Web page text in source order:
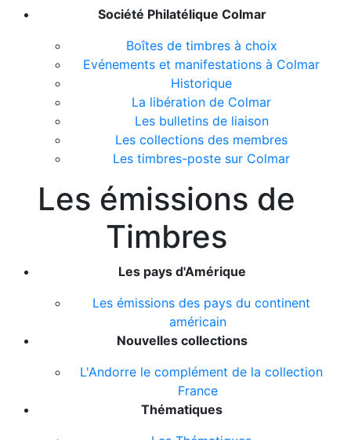
Société Philatélique Colmar
Boîtes de timbres à choix
Evénements et manifestations à Colmar
Historique
La libération de Colmar
Les bulletins de liaison
Les collections des membres
Les timbres-poste sur Colmar
Les émissions de
Timbres
Les pays d'Amérique
Les émissions des pays du continent
américain
Nouvelles collections
L'Andorre le complément de la collection
France
Thématiques